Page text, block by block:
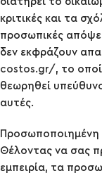
κριτικές και τα
προσωπικές
δεν εκφράζουν
costos.gr/ , το
θεωρηθεί
αυτές.
Θέλοντας να σας
εμπειρία, τα